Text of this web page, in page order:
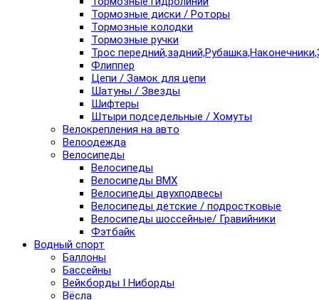
Тормозные диски / Роторы
Тормозные колодки
Тормозные ручки
Трос
Флиппер
Цепи / Замок для цепи
Шатуны / Звезды
Шифтеры
Штыри подседельные / Хомуты
Велокрепления на авто
Велоодежда
Велосипеды
Велосипеды
Велосипеды BMX
Велосипеды двухподвесы
Велосипеды детские / подростковые
Велосипеды шоссейные/ Гравийники
Фэтбайк
Водный спорт
Баллоны
Бассейны
Вейкборды I Ниборды
Вёсла